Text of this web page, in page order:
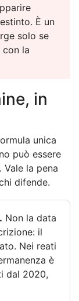
È un
solo se
la
in
unica
può essere
la pena
difende.
Non la data
il
Nei reati
è
dal 2020,